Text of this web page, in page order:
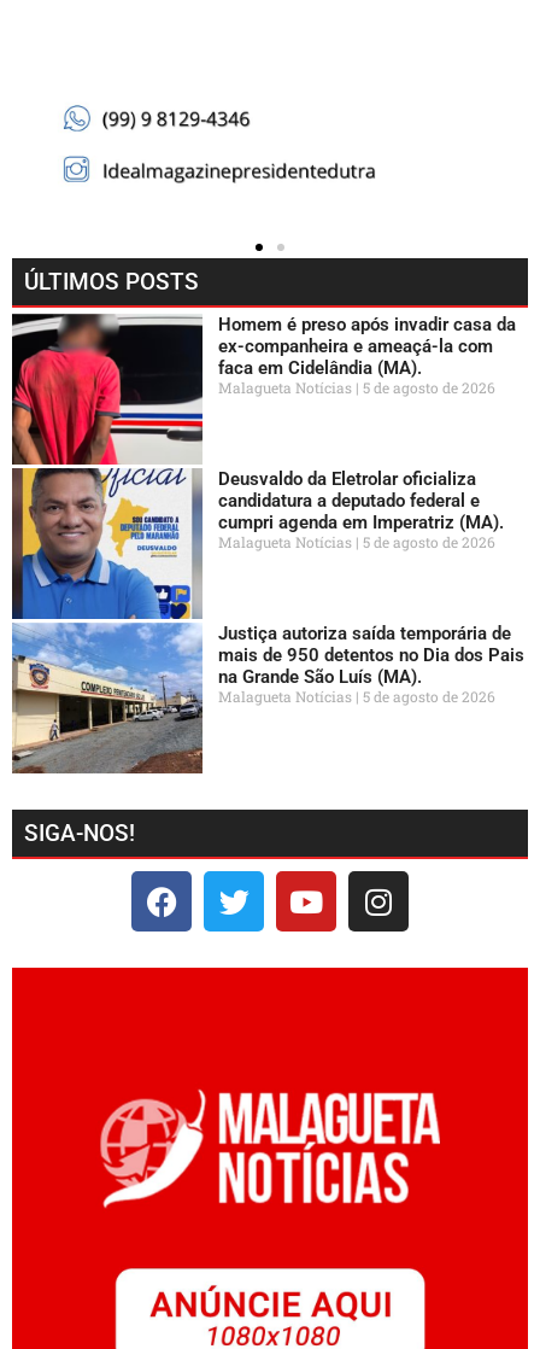
ÚLTIMOS POSTS
Homem é preso após invadir casa da
ex-companheira e ameaçá-la com
faca em Cidelândia (MA).
Malagueta Notícias 5 de agosto de 2026
Deusvaldo da Eletrolar oficializa
candidatura a deputado federal e
cumpri agenda em Imperatriz (MA).
Malagueta Notícias 5 de agosto de 2026
Justiça autoriza saída temporária de
mais de 950 detentos no Dia dos Pais
na Grande São Luís (MA).
Malagueta Notícias 5 de agosto de 2026
SIGA-NOS!